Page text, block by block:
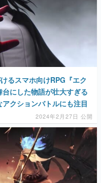
るスマホ向けRPG『エク
にした物語が壮大すぎる
クションバトルにも注目
2024年2月27日 公開